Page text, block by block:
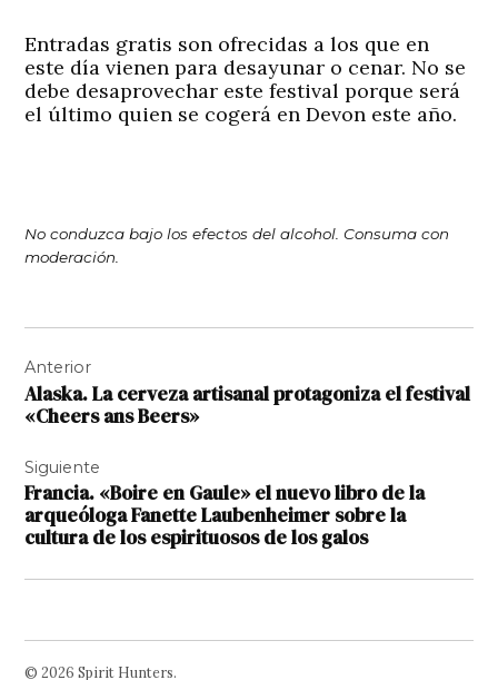
Entradas gratis son ofrecidas a los que en
este día vienen para desayunar o cenar. No se
debe desaprovechar este festival porque será
el último quien se cogerá en Devon este año.
No conduzca bajo los efectos del alcohol. Consuma con
moderación.
de
entradas
Anterior
Alaska. La cerveza artisanal protagoniza el festival
«Cheers ans Beers»
Siguiente
Francia. «Boire en Gaule» el nuevo libro de la
arqueóloga Fanette Laubenheimer sobre la
cultura de los espirituosos de los galos
© 2026 Spirit Hunters.